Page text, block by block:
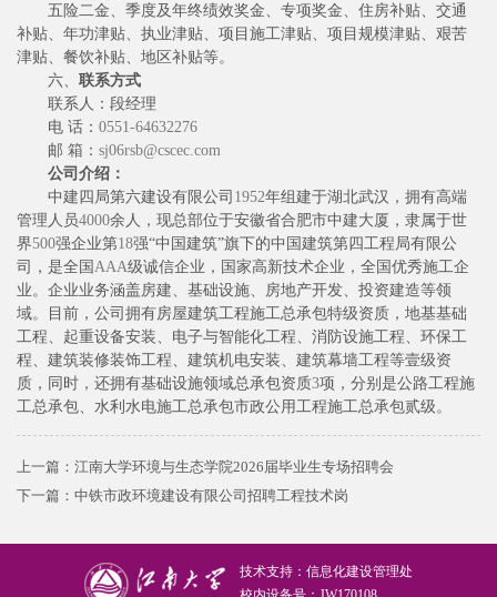
五险二金、季度及年终绩效奖金、专项奖金、住房补贴、交通
补贴、年功津贴、执业津贴、项目施工津贴、项目规模津贴、艰苦
津贴、餐饮补贴、地区补贴等。
六、 联系方式
联系人：段经理
电 话： 0551-64632276
邮 箱： sj06rsb@cscec.com
公司介绍：
中建四局第六建设有限公司 1952年组建于湖北武汉，拥有高端
管理人员4000余人，现总部位于安徽省合肥市中建大厦，隶属于世
界500强企业第18强“中国建筑”旗下的中国建筑第四工程局有限公
司，是全国 AAA级诚信企业，国家高新技术企业，全国优秀施工企
业。企业业务涵盖房建、基础设施、房地产开发、投资建造等领
域。目前，公司拥有房屋建筑工程施工总承包特级资质，地基基础
工程、起重设备安装、电子与智能化工程、消防设施工程、环保工
程、建筑装修装饰工程、建筑机电安装、建筑幕墙工程等壹级资
质，同时，还拥有基础设施领域总承包资质3项，分别是公路工程施
工总承包、水利水电施工总承包市政公用工程施工总承包贰级。
上一篇： 江南大学环境与生态学院2026届毕业生专场招聘会
下一篇： 中铁市政环境建设有限公司招聘工程技术岗
技术支持：信息化建设管理处